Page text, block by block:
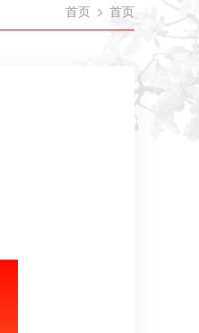
首页 首页